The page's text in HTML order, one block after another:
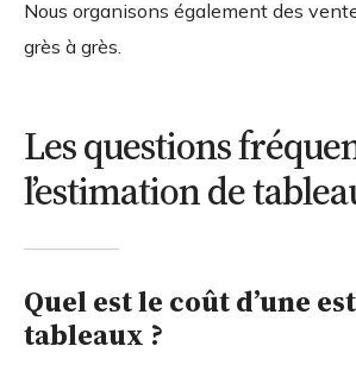
Nous organisons également des
grès à grès.
Les questions
l’estimation de
Quel est le coût d’une
tableaux ?